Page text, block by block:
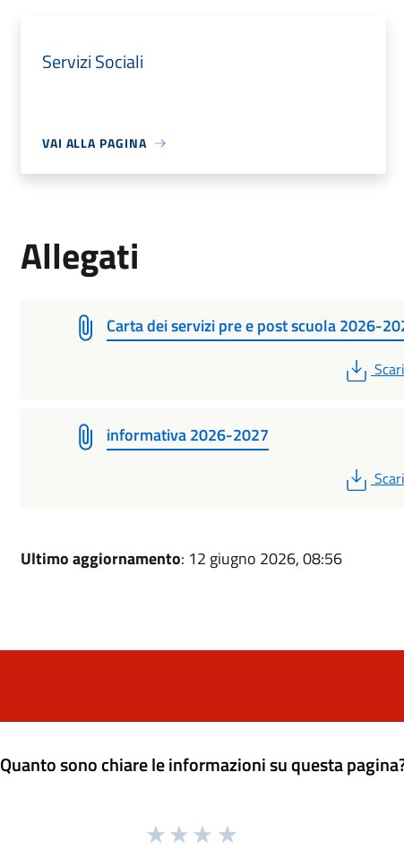
Servizi Sociali
VAI ALLA PAGINA
Allegati
Carta dei servizi pre e post scuola 2026-
PDF
informativa 2026-2027
PDF
Ultimo aggiornamento: 12 giugno 2026, 08:56
Quanto sono chiare le informazioni su questa